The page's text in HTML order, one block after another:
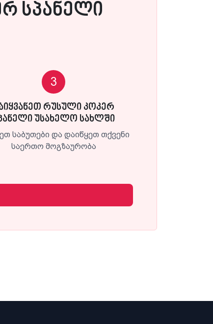
სპანელი
3
რუსული კოკერ
უსახელო სახლში
საბუთები და დაიწყეთ თქვენი
საერთო მოგზაურობა